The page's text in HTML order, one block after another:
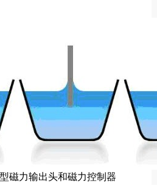
磁力输出头和磁力控制器